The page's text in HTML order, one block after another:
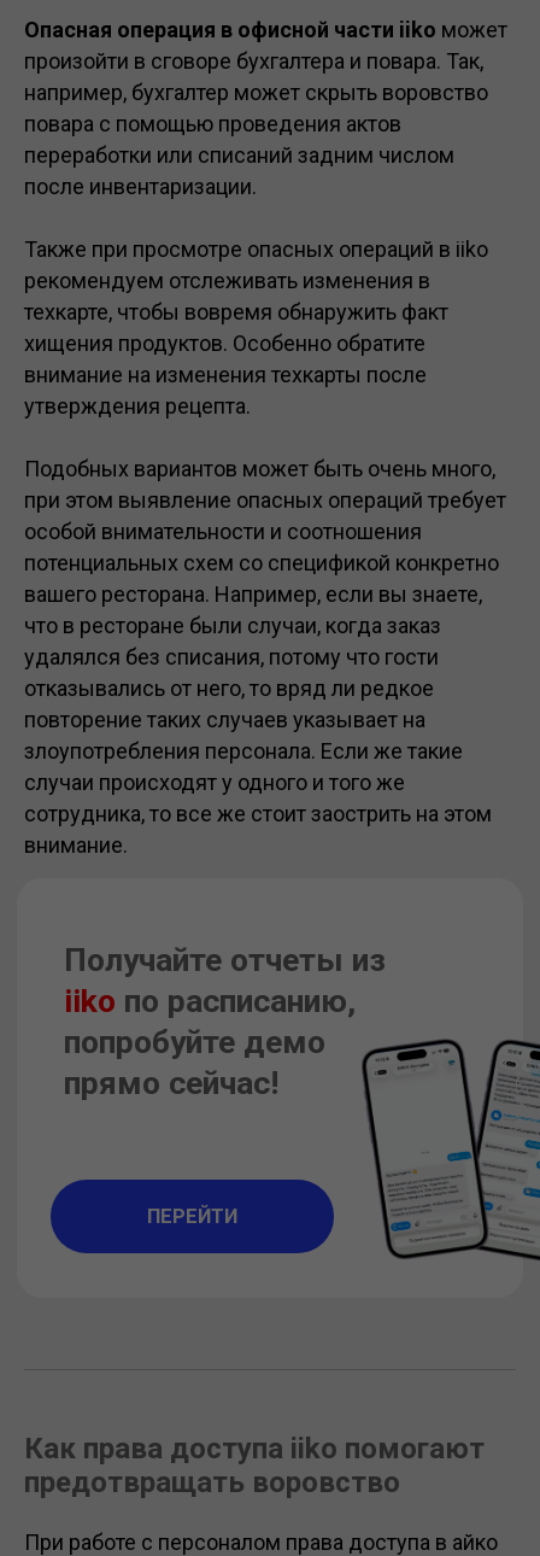
Опасная операция в офисной части iiko может
произойти в сговоре бухгалтера и повара. Так,
например, бухгалтер может скрыть воровство
повара с помощью проведения актов
переработки или списаний задним числом
после инвентаризации.
Также при просмотре опасных операций в iiko
рекомендуем отслеживать изменения в
техкарте, чтобы вовремя обнаружить факт
хищения продуктов. Особенно обратите
внимание на изменения техкарты после
утверждения рецепта.
Подобных вариантов может быть очень много,
при этом выявление опасных операций требует
особой внимательности и соотношения
потенциальных схем со спецификой конкретно
вашего ресторана. Например, если вы знаете,
что в ресторане были случаи, когда заказ
удалялся без списания, потому что гости
отказывались от него, то вряд ли редкое
повторение таких случаев указывает на
злоупотребления персонала. Если же такие
случаи происходят у одного и того же
сотрудника, то все же стоит заострить на этом
внимание.
Как права доступа iiko помогают
предотвращать воровство
При работе с персоналом права доступа в айко